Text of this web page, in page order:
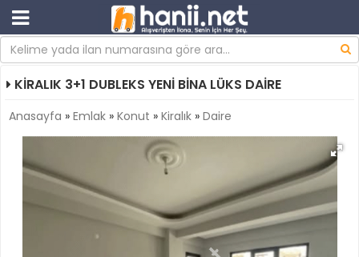
KİRALIK 3+1 DUBLEKS YENİ BİNA LÜKS DAİRE
Anasayfa » Emlak » Konut » Kiralık » Daire